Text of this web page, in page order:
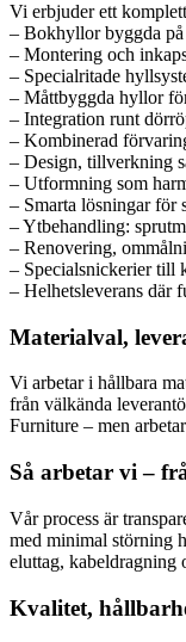
Vi erbjuder ett
– Bokhyllor byggda på
– Montering och
– Specialritade
– Måttbyggda hyllor
– Integration runt
– Kombinerad
– Design, tillverkning
– Utformning som
– Smarta lösningar för
– Ytbehandling:
– Renovering,
– Specialsnickerier till
– Helhetsleverans där
Materialval,
Vi arbetar i hållbara
från välkända
Furniture – men
Så arbetar vi –
Vår process är
med minimal störning
eluttag, kabeldragning
Kvalitet,